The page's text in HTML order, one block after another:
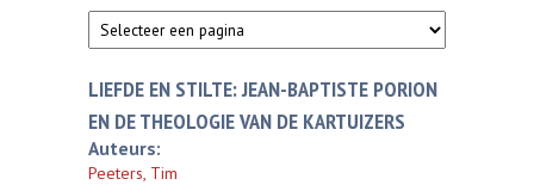
LIEFDE EN STILTE: JEAN-BAPTISTE PORION
EN DE THEOLOGIE VAN DE KARTUIZERS
Auteurs:
Peeters, Tim